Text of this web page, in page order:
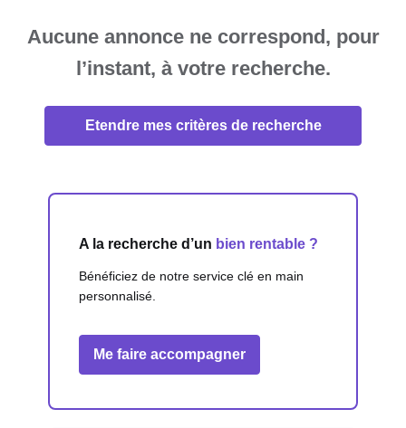
Aucune annonce ne correspond, pour
l’instant, à votre recherche.
Etendre mes critères de recherche
A la recherche d’un bien rentable ?
Bénéficiez de notre service clé en main
personnalisé.
Me faire accompagner